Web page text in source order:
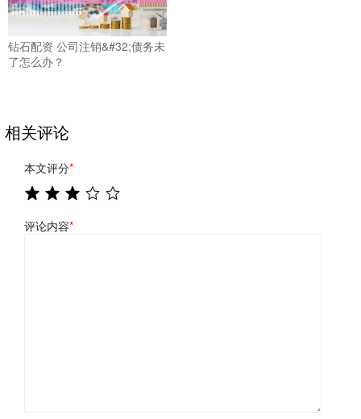
钻石配资 公司注销&#32;债务未
了怎么办？
相关评论
本文评分*
评论内容*